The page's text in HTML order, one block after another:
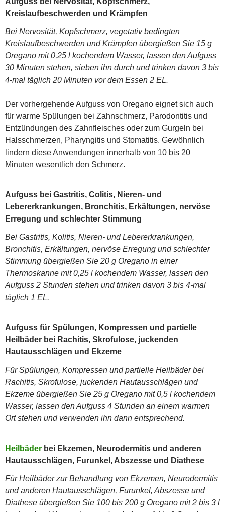
Kreislaufbeschwerden und Krämpfen
Bei Nervosität, Kopfschmerz, vegetativ bedingten
Kreislaufbeschwerden und Krämpfen übergießen Sie 15 g
Oregano mit 0,25 l kochendem Wasser, lassen den Aufguss
30 Minuten stehen, sieben ihn durch und trinken davon 3 bis
4-mal täglich 20 Minuten vor dem Essen 2 EL.
Der vorhergehende Aufguss von Oregano eignet sich auch
für warme Spülungen bei Zahnschmerz, Parodontitis und
Entzündungen des Zahnfleisches oder zum Gurgeln bei
Halsschmerzen, Pharyngitis und Stomatitis. Gewöhnlich
lindern diese Anwendungen innerhalb von 10 bis 20
Minuten wesentlich den Schmerz.
Aufguss bei Gastritis, Colitis, Nieren- und
Lebererkrankungen, Bronchitis, Erkältungen, nervöse
Erregung und schlechter Stimmung
Bei Gastritis, Kolitis, Nieren- und Lebererkrankungen,
Bronchitis, Erkältungen, nervöse Erregung und schlechter
Stimmung übergießen Sie 20 g Oregano in einer
Thermoskanne mit 0,25 l kochendem Wasser, lassen den
Aufguss 2 Stunden stehen und trinken davon 3 bis 4-mal
täglich 1 EL.
Aufguss für Spülungen, Kompressen und partielle
Heilbäder bei Rachitis, Skrofulose, juckenden
Hautausschlägen und Ekzeme
Für Spülungen, Kompressen und partielle Heilbäder bei
Rachitis, Skrofulose, juckenden Hautausschlägen und
Ekzeme übergießen Sie 25 g Oregano mit 0,5 l kochendem
Wasser, lassen den Aufguss 4 Stunden an einem warmen
Ort stehen und verwenden ihn dann entsprechend.
Heilbäder bei Ekzemen, Neurodermitis und anderen
Hautausschlägen, Furunkel, Abszesse und Diathese
Für Heilbäder zur Behandlung von Ekzemen, Neurodermitis
und anderen Hautausschlägen, Furunkel, Abszesse und
Diathese übergießen Sie 100 bis 200 g Oregano mit 2 bis 3 l